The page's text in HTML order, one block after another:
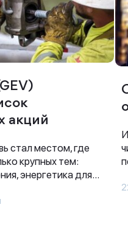
акций
стал местом, где
крупных тем:
энергетика для...